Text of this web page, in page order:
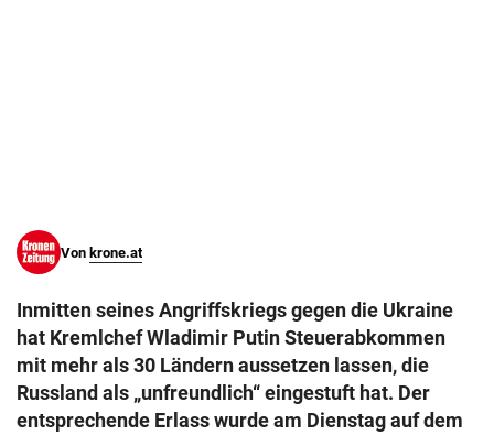
Von krone.at
Inmitten seines Angriffskriegs gegen die Ukraine
hat Kremlchef Wladimir Putin Steuerabkommen
mit mehr als 30 Ländern aussetzen lassen, die
Russland als „unfreundlich“ eingestuft hat. Der
entsprechende Erlass wurde am Dienstag auf dem